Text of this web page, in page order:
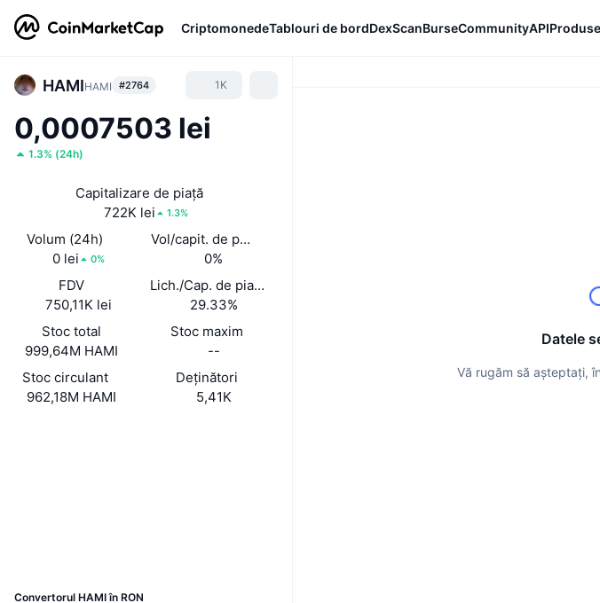
CriptomonedeTablouri de bordDexScanBurseCommunityAPIProduse
HAMIHAMI #2764 1K
0,0007503 lei
1.3% (24h)
Capitalizare de piață
722K lei
1.3%
Volum (24h)
0 lei
0%
Vol/capit. de piață (24 h)
0%
FDV
750,11K lei
Lich./Cap. de piață
29.33%
Stoc total
999,64M HAMI
Stoc maxim
--
Stoc circulant
962,18M HAMI
Deținători
5,41K
Convertorul HAMI în RON
Datele
Vă rugăm să așteptați,